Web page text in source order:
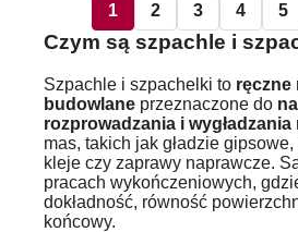
1 2 3 4 5
Czym są szpachle i
Szpachle i szpachelki to ręczne
budowlane przeznaczone do
rozprowadzania i wygładzania
mas, takich jak gładzie
kleje czy zaprawy naprawcze.
pracach wykończeniowych,
dokładność, równość
końcowy.